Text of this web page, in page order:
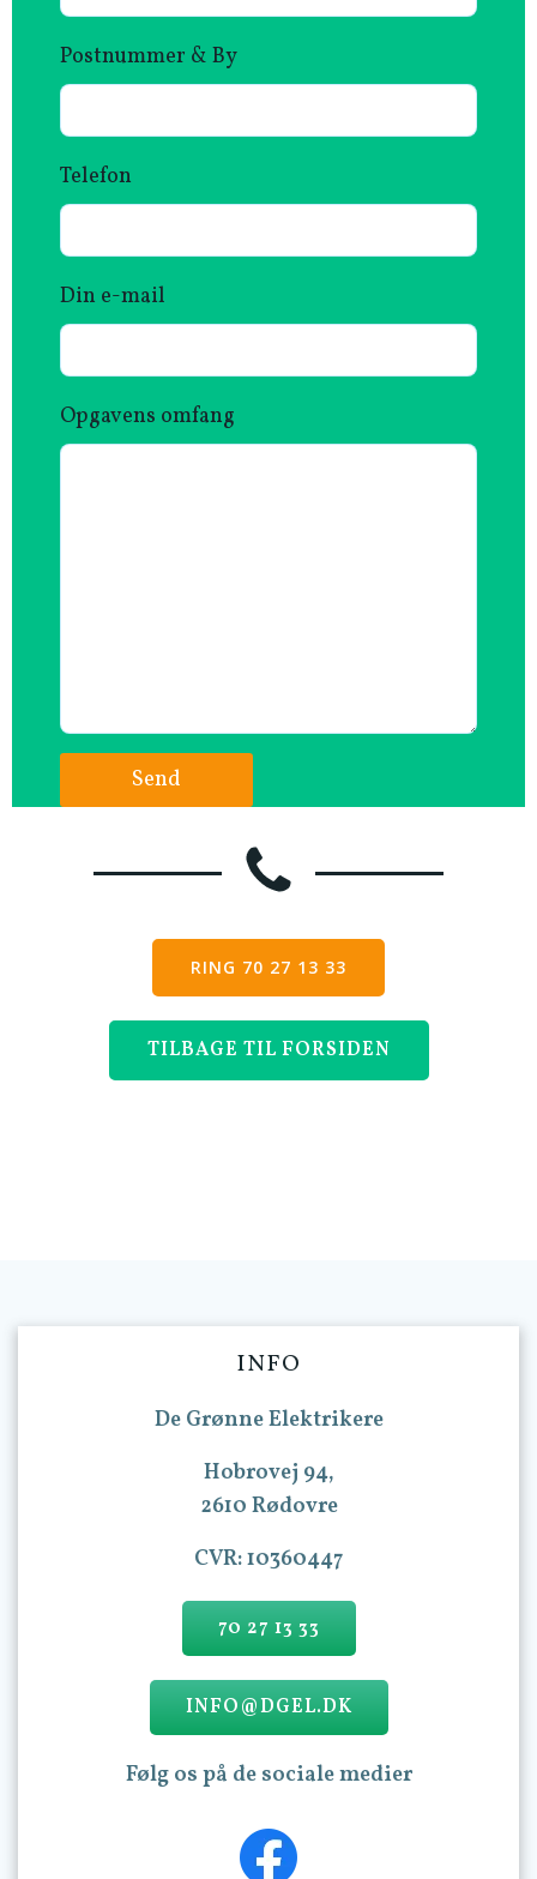
Postnummer & By
Telefon
Din e-mail
Opgavens omfang
RING 70 27 13 33
TILBAGE TIL FORSIDEN
INFO
De Grønne Elektrikere
Hobrovej 94,
2610 Rødovre
CVR: 10360447
70 27 13 33
INFO@DGEL.DK
Følg os på de sociale medier